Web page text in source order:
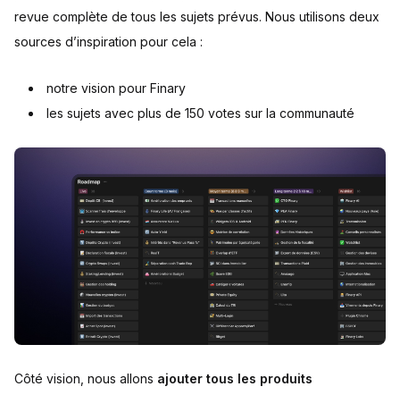
revue complète de tous les sujets prévus. Nous utilisons deux
sources d’inspiration pour cela :
notre vision pour Finary
les sujets avec plus de 150 votes sur la communauté
Côté vision, nous allons ajouter tous les produits